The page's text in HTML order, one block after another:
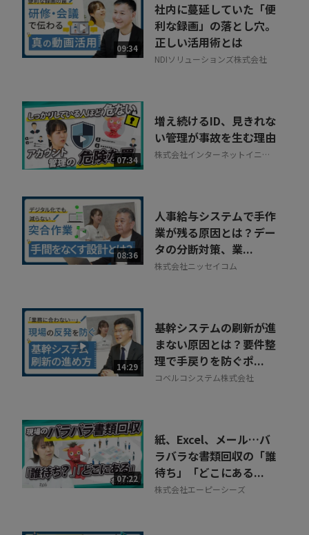
09:34
社内に蔓延していた「便
利な録画」の落とし穴。
正しい活用術とは
NDIソリューションズ株式会社
07:34
増え続けるID、見きれな
い管理が事故を生む理由
株式会社インターネットイニシ
08:36
人事給与システムで手作
業が残る原因とは？デー
タの分断対策、業...
株式会社ニッセイコム
14:29
基幹システムの刷新が進
まない原因とは？要件整
理で手戻りを防ぐポ...
コベルコシステム株式会社
07:22
紙、Excel、メール…バ
ラバラな書類回収の「誰
待ち」「どこにある...
株式会社エーピーシーズ